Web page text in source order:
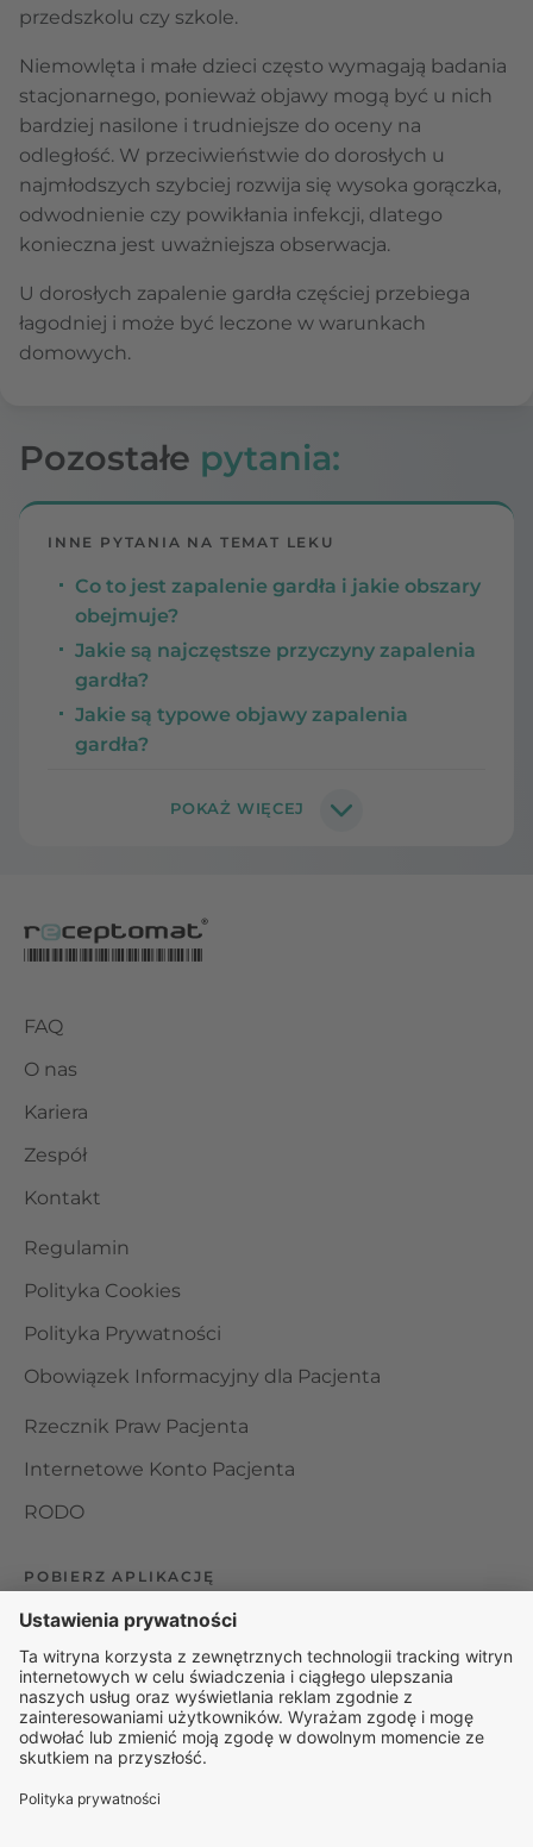
przedszkolu czy szkole.
Niemowlęta i małe dzieci często wymagają badania
stacjonarnego, ponieważ objawy mogą być u nich
bardziej nasilone i trudniejsze do oceny na
odległość. W przeciwieństwie do dorosłych u
najmłodszych szybciej rozwija się wysoka gorączka,
odwodnienie czy powikłania infekcji, dlatego
konieczna jest uważniejsza obserwacja.
U dorosłych zapalenie gardła częściej przebiega
łagodniej i może być leczone w warunkach
domowych.
Pozostałe pytania:
INNE PYTANIA NA TEMAT LEKU
Co to jest zapalenie gardła i jakie obszary
obejmuje?
Jakie są najczęstsze przyczyny zapalenia
gardła?
Jakie są typowe objawy zapalenia
gardła?
FAQ
O nas
Kariera
Zespół
Kontakt
Regulamin
Polityka Cookies
Polityka Prywatności
Obowiązek Informacyjny dla Pacjenta
Rzecznik Praw Pacjenta
Internetowe Konto Pacjenta
RODO
POBIERZ APLIKACJĘ
Organizator udzielania świadczeń telemedycznych jest
podmiotem leczniczym w rozumieniu ustawy z dnia 15
kwietnia 2011 roku o działalności leczniczej, wpisanym do
rejestru podmiotów wykonujących działalność leczniczą pod
numerem: 000000229172.